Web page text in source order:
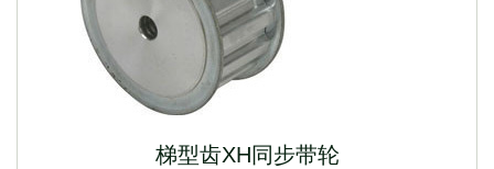
梯型齿XH同步带轮